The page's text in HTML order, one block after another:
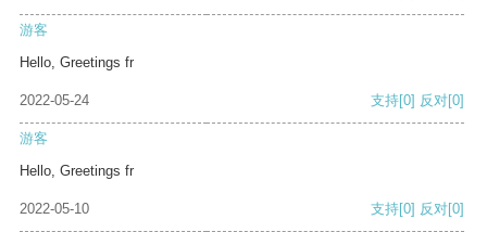
游客
Hello, Greetings fr
2022-05-24 支持[0] 反对[0]
游客
Hello, Greetings fr
2022-05-10 支持[0] 反对[0]